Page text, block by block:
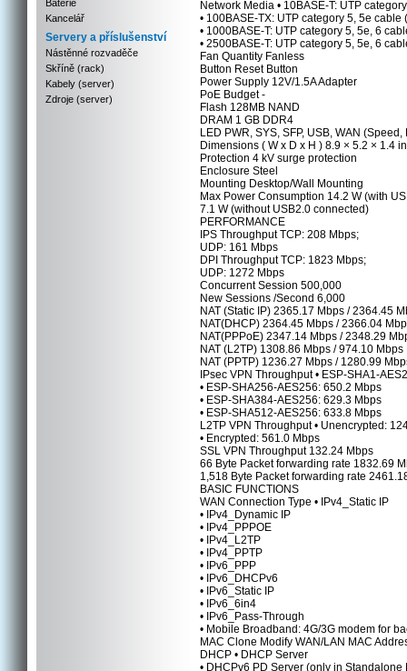
Baterie
Kancelář
Servery a příslušenství
Nástěnné rozvaděče
Skříně (rack)
Kabely (server)
Zdroje (server)
Network Media • 10BASE-T: UTP
• 100BASE-TX: UTP category 5, 5e
• 1000BASE-T: UTP category 5, 5e, 6
• 2500BASE-T: UTP category 5, 5e, 6
Fan Quantity Fanless
Button Reset Button
Power Supply 12V/1.5A Adapter
PoE Budget -
Flash 128MB NAND
DRAM 1 GB DDR4
LED PWR, SYS, SFP, USB, WAN
Dimensions ( W x D x H ) 8.9 × 5.2 × 1.4
Protection 4 kV surge protection
Enclosure Steel
Mounting Desktop/Wall Mounting
Max Power Consumption 14.2 W (with
7.1 W (without USB2.0 connected)
PERFORMANCE
IPS Throughput TCP: 208 Mbps;
UDP: 161 Mbps
DPI Throughput TCP: 1823 Mbps;
UDP: 1272 Mbps
Concurrent Session 500,000
New Sessions /Second 6,000
NAT (Static IP) 2365.17 Mbps / 2364.45
NAT(DHCP) 2364.45 Mbps / 2366.04
NAT(PPPoE) 2347.14 Mbps / 2348.29
NAT (L2TP) 1308.86 Mbps / 974.10 Mbps
NAT (PPTP) 1236.27 Mbps / 1280.99
IPsec VPN Throughput • ESP-SHA1-
• ESP-SHA256-AES256: 650.2 Mbps
• ESP-SHA384-AES256: 629.3 Mbps
• ESP-SHA512-AES256: 633.8 Mbps
L2TP VPN Throughput • Unencrypted:
• Encrypted: 561.0 Mbps
SSL VPN Throughput 132.24 Mbps
66 Byte Packet forwarding rate 1832.69
1,518 Byte Packet forwarding rate
BASIC FUNCTIONS
WAN Connection Type • IPv4_Static IP
• IPv4_Dynamic IP
• IPv4_PPPOE
• IPv4_L2TP
• IPv4_PPTP
• IPv6_PPP
• IPv6_DHCPv6
• IPv6_Static IP
• IPv6_6in4
• IPv6_Pass-Through
• Mobile Broadband: 4G/3G modem for
MAC Clone Modify WAN/LAN MAC
DHCP • DHCP Server
• DHCPv6 PD Server (only in Standalone